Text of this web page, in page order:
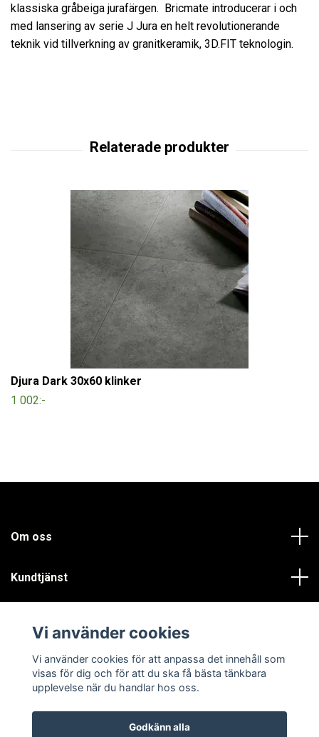
klassiska gråbeiga jurafärgen. Bricmate introducerar i och
med lansering av serie J Jura en helt revolutionerande
teknik vid tillverkning av granitkeramik, 3D.FIT teknologin.
Djura Dark 30x60 klinker
1 002:-
Om oss
Kundtjänst
Sociala medier
Vi använder cookies
Vi använder cookies för att anpassa det innehåll som
visas för dig och för att du ska få bästa tänkbara
upplevelse när du handlar hos oss.
Godkänn alla